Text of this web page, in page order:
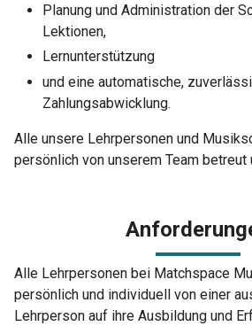
Planung und Administration der
Lektionen,
Lernunterstützung
und eine automatische,
Zahlungsabwicklung.
Alle unsere Lehrpersonen und
persönlich von unserem Team betreut
Alle Lehrpersonen bei Matchspace
persönlich und individuell von einer
Lehrperson auf ihre Ausbildung und